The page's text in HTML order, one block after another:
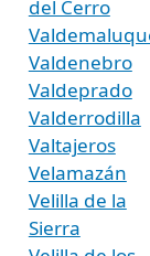
del Cerro
Valdenebro
Valdeprado
Valderrodilla
Valtajeros
Velamazán
Velilla de la
Sierra